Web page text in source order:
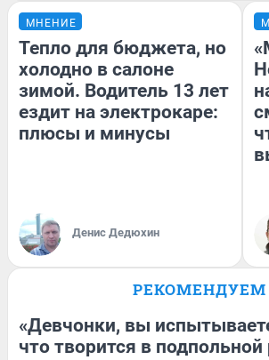
МНЕНИЕ
Тепло для бюджета, но
холодно в салоне
зимой. Водитель 13 лет
ездит на электрокаре:
плюсы и минусы
Денис Дедюхин
РЕКОМЕНДУЕМ
«Девчонки, вы
что творится в